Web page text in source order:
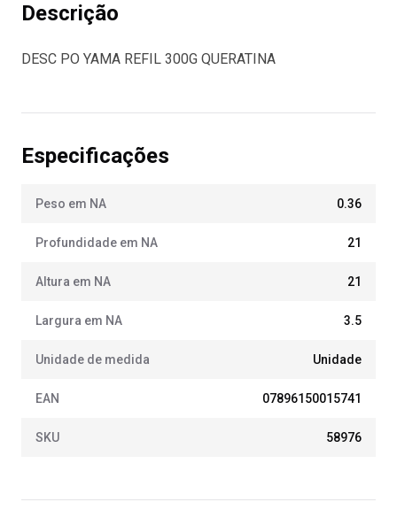
Descrição
DESC PO YAMA REFIL 300G QUERATINA
Especificações
Peso em NA 0.36
Profundidade em NA 21
Altura em NA 21
Largura em NA 3.5
Unidade de medida Unidade
EAN 07896150015741
SKU 58976